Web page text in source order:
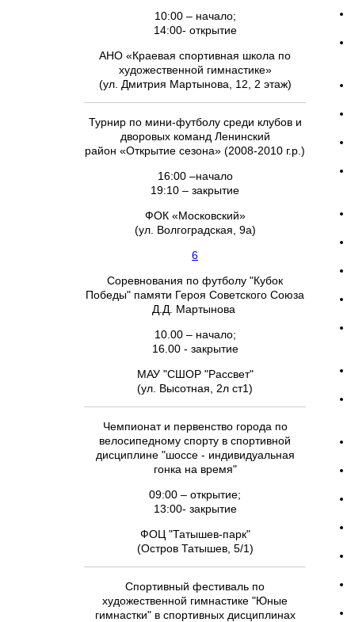
10:00 – начало;
14:00- открытие
АНО «Краевая спортивная школа по
художественной гимнастике»
(ул. Дмитрия Мартынова, 12, 2 этаж)
Турнир по мини-футболу среди клубов и
дворовых команд Ленинский
район «Открытие сезона» (2008-2010 г.р.)
16:00 –начало
19:10 – закрытие
ФОК «Московский»
(ул. Волгоградская, 9а)
6
Соревнования по футболу "Кубок
Победы" памяти Героя Советского Союза
Д.Д. Мартынова
10.00 – начало;
16.00 - закрытие
МАУ "СШОР "Рассвет"
(ул. Высотная, 2л ст1)
Чемпионат и первенство города по
велосипедному спорту в спортивной
дисциплине "шоссе - индивидуальная
гонка на время"
09:00 – открытие;
13:00- закрытие
ФОЦ "Татышев-парк"
(Остров Татышев, 5/1)
Спортивный фестиваль по
художественной гимнастике "Юные
гимнастки" в спортивных дисциплинах